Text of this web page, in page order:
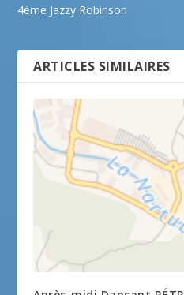
4ème Jazzy Robinson
ARTICLES SIMILAIRES